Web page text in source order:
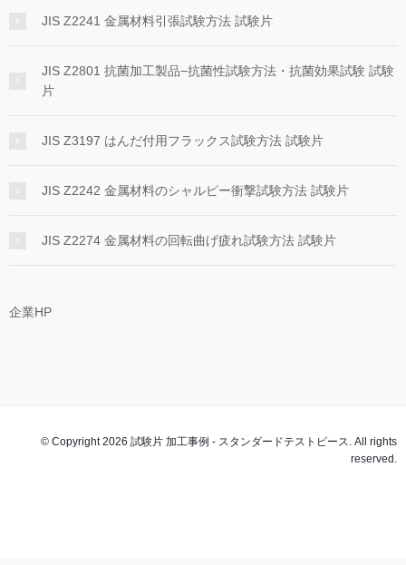
JIS Z2241 金属材料引張試験方法 試験片
JIS Z2801 抗菌加工製品−抗菌性試験方法・抗菌効果試験 試験
片
JIS Z3197 はんだ付用フラックス試験方法 試験片
JIS Z2242 金属材料のシャルピー衝撃試験方法 試験片
JIS Z2274 金属材料の回転曲げ疲れ試験方法 試験片
企業HP
© Copyright 2026 試験片 加工事例 - スタンダードテストピース. All rights
reserved.